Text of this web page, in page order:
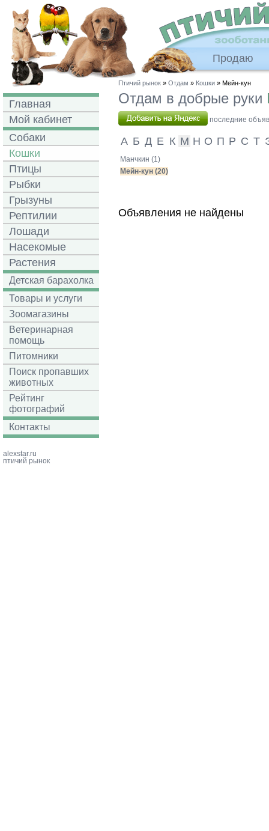
Продаю
Главная
Мой кабинет
Собаки
Кошки
Птицы
Рыбки
Грызуны
Рептилии
Лошади
Насекомые
Растения
Детская барахолка
Товары и услуги
Зоомагазины
Ветеринарная
помощь
Питомники
Поиск пропавших
животных
Рейтинг
фотографий
Контакты
Птичий рынок » Отдам » Кошки » Мейн-кун
Отдам в добрые руки
последние
А Б Д Е К М Н О П Р С Т
Манчкин (1)
Мейн-кун (20)
Объявления не найдены
alexstar.ru
птичий рынок